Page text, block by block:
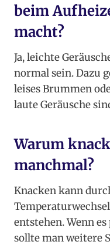
beim
macht?
Ja, leichte
normal sein. Dazu
leises Brummen
laute Geräusche
Warum
manchmal?
Knacken kann
entstehen. Wenn
sollte man weitere